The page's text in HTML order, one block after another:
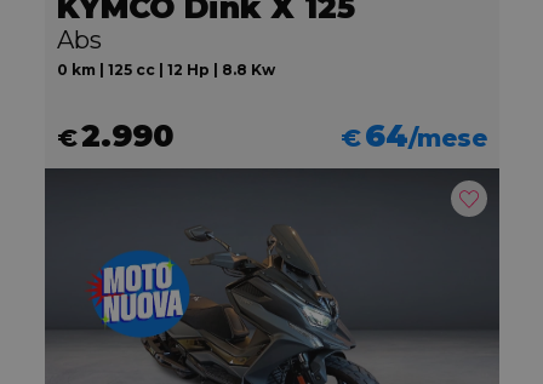
KYMCO Dink X 125
Abs
0 km | 125 cc | 12 Hp | 8.8 Kw
€2.990 €64/mese